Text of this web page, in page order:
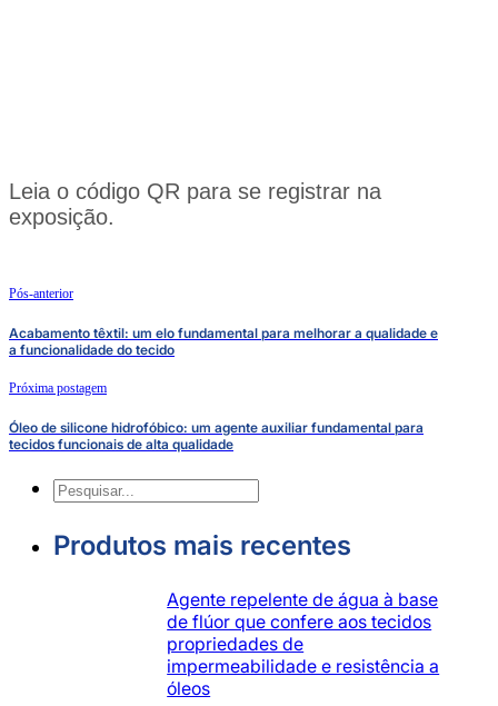
Leia o código QR para se registrar na
exposição.
Pós-anterior
Acabamento têxtil: um elo fundamental para melhorar a qualidade e
a funcionalidade do tecido
Próxima postagem
Óleo de silicone hidrofóbico: um agente auxiliar fundamental para
tecidos funcionais de alta qualidade
Pesquisa
Produtos mais recentes
Agente repelente de água à base
de flúor que confere aos tecidos
propriedades de
impermeabilidade e resistência a
óleos